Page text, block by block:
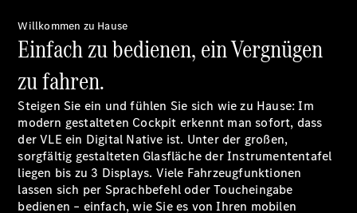
Store
Gebrauchtwagen
Finanzierung
Willkommen zu Hause
Einfach zu bedienen, ein Vergnügen
zu fahren.
Steigen Sie ein und fühlen Sie sich wie zu Hause: Im
modern gestalteten Cockpit erkennt man sofort, dass
der VLE ein Digital Native ist. Unter der großen,
sorgfältig gestalteten Glasfläche der Instrumententafel
liegen bis zu 3 Displays. Viele Fahrzeugfunktionen
lassen sich per Sprachbefehl oder Toucheingabe
bedienen – einfach, wie Sie es von Ihren mobilen